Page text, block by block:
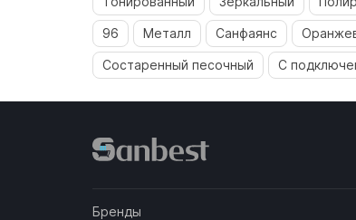
96 Металл Санфаянс
Состаренный песочный С
Бренды